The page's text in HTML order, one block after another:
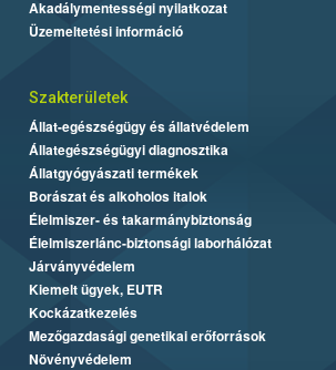
Akadálymentességi nyilatkozat
Üzemeltetési információ
Szakterületek
Állat-egészségügy és állatvédelem
Állategészségügyi diagnosztika
Állatgyógyászati termékek
Borászat és alkoholos italok
Élelmiszer- és takarmánybiztonság
Élelmiszerlánc-biztonsági laborhálózat
Járványvédelem
Kiemelt ügyek, EUTR
Kockázatkezelés
Mezőgazdasági genetikai erőforrások
Növényvédelem